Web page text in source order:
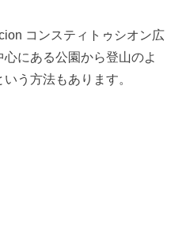
コンスティトゥシオン広
にある公園から登山のよ
う方法もあります。